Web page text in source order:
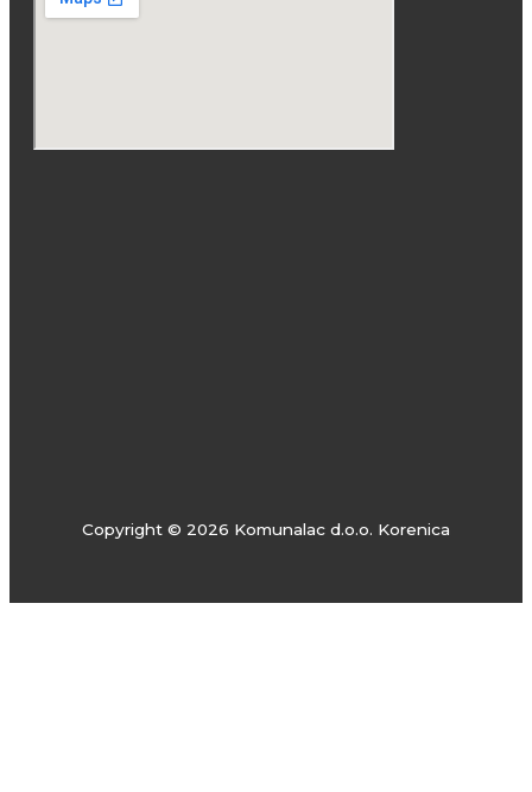
Copyright © 2026 Komunalac d.o.o. Korenica